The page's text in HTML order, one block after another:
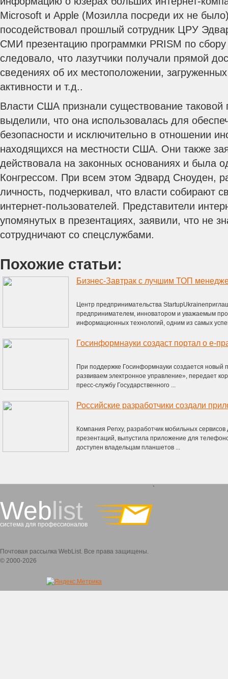
Microsoft и Apple (Мозилла посреди их не
посодействовал прошлый сотрудник ЦРУ
СМИ презентацию программки PRISM по
следовало, что лазутчики получали прямой
сведениях об их местоположении,
активности и т.д..
Власти США признали существование таковой
выделили, что она использовалась для
безопасности и исключительно в отношении
находящихся на местности США. Они также
действовала на законных основаниях и была
Конгрессом. При всем этом Эдвард Сноуден,
личность, подчеркивал, что власти собирают
интернет-пользователей. Представители
упомянутых в презентациях, заявили, что не
сотрудничают со спецслужбами.
Похожие статьи:
Центр предпринимательства
предпринимателем, инноватором и уважаемым
информационных технологий, одним из самых
Госинформнауки создаст портал о е-
При поддержке Госинформнауки создается
развиваем электронное управление», передает
пресс-службу Государственного ...
Компания Penxy, разработчик мобильных
презентаций, выпустила приложение для
доступен владельцам планшетов ...
Weblist
система для профессионалов
`
Почтовая рассылка WebList. Все права защищены.
© 2000-2026